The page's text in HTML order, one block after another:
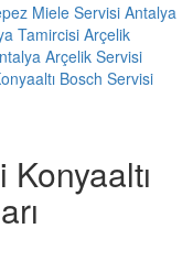
Miele Servisi Antalya
Tamircisi Arçelik
Arçelik Servisi
Bosch Servisi